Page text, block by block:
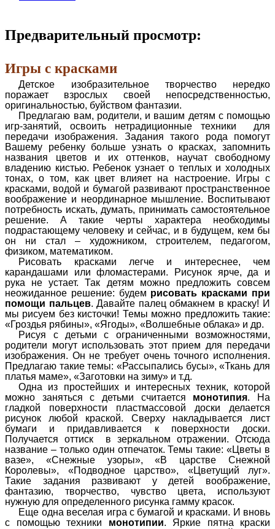
Предварительный просмотр:
Игры с красками
Детское изобразительное творчество нередко
поражает взрослых своей непосредственностью,
оригинальностью, буйством фантазии.
Предлагаю вам, родители, и вашим детям с помощью
игр-занятий, освоить нетрадиционные техники для
передачи изображения. Задания такого рода помогут
Вашему ребенку больше узнать о красках, запомнить
названия цветов и их оттенков, научат свободному
владению кистью. Ребенок узнает о теплых и холодных
тонах, о том, как цвет влияет на настроение. Игры с
красками, водой и бумагой развивают пространственное
воображение и неординарное мышление. Воспитывают
потребность искать, думать, принимать самостоятельное
решение. А такие черты характера необходимы
подрастающему человеку и сейчас, и в будущем, кем бы
он ни стал – художником, строителем, педагогом,
физиком, математиком.
Рисовать красками легче и интереснее, чем
карандашами или фломастерами. Рисунок ярче, да и
рука не устает. Так детям можно предложить совсем
неожиданное решение: будем рисовать красками при
помощи пальцев. Давайте палец обмакнем в краску! И
мы рисуем без кисточки! Темы можно предложить такие:
«Гроздья рябины», «Ягоды», «Волшебные облака» и др.
Рисуя с детьми с ограниченными возможностями,
родители могут использовать этот прием для передачи
изображения. Он не требует очень точного исполнения.
Предлагаю такие темы: «Рассыпались бусы», «Ткань для
платья маме», «Заготовки на зиму» и т.д.
Одна из простейших и интересных техник, которой
можно заняться с детьми считается монотипия. На
гладкой поверхности пластмассовой доски делается
рисунок любой краской. Сверху накладывается лист
бумаги и придавливается к поверхности доски.
Получается оттиск в зеркальном отражении. Отсюда
название – только один отпечаток. Темы такие: «Цветы в
вазе», «Снежные узоры», «В царстве Снежной
Королевы», «Подводное царство», «Цветущий луг».
Такие задания развивают у детей воображение,
фантазию, творчество, чувство цвета, используют
нужную для определенного рисунка гамму красок.
Еще одна веселая игра с бумагой и красками. И вновь
с помощью техники монотипии. Яркие пятна краски